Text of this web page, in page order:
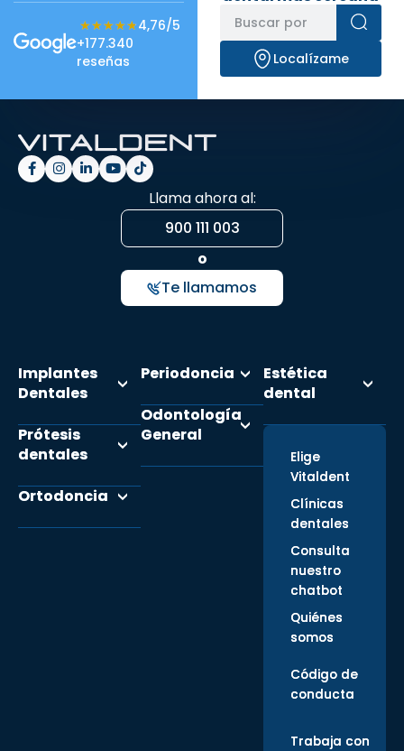
★★★★★
★★★★★4,76/5
+177.340
reseñas
Localízame
Llama ahora al:
900 111 003
o
Te llamamos
Implantes
Dentales
Prótesis
dentales
Ortodoncia
Periodoncia
Odontología
General
Estética
dental
Elige
Vitaldent
Clínicas
dentales
Consulta
nuestro
chatbot
Quiénes
somos
Código de
conducta
Trabaja con